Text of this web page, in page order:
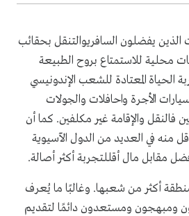
الذين يفضلون السافريوالتنقل بحقائب
محلية للاستمتاع بروح الطبيعة
الحياة المعتادة للشعب الإندونيسي
الأجرة واحافلات والجولات
فالنقل والإقامة غير مكلفين. كما أن
منه في العديد من الدول الآسيوية
مقابل مال أقللتجربة أكثر أصالة.
أكثر من شعبها. وغالبًا ما يُعرف
ومبهجون ومستعدون دائمًا لتقديم